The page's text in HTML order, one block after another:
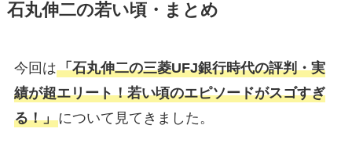
石丸伸二の若い頃・まとめ
今回は「石丸伸二の三菱UFJ銀行時代の評判・実
績が超エリート！若い頃のエピソードがスゴすぎ
る！」について見てきました。